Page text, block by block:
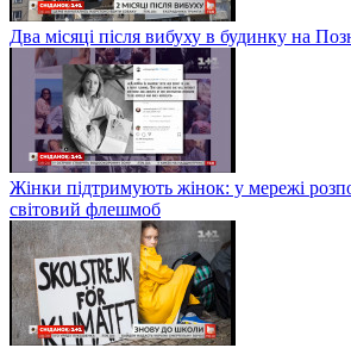
Два місяці після вибуху в будинку на
Жінки підтримують жінок: у мережі
світовий флешмоб